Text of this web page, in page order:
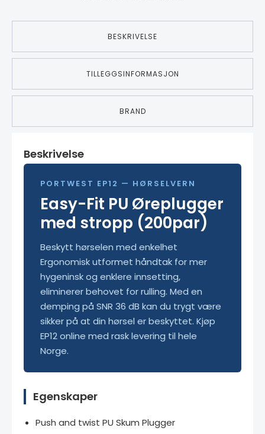
BESKRIVELSE
TILLEGGSINFORMASJON
BRAND
Beskrivelse
PORTWEST EP12 — HØRSELVERN
Easy-Fit PU Øreplugger
med stropp (200par)
Beskytt hørselen med enkelhet
Ergonomisk utformet håndtak for mer
hygeninsk og enklere innsetting,
eliminerer behovet for rulling. Med en
demping på SNR 36 dB kan du trygt være
sikker på at din hørsel er beskyttet. Kjøp
EP12 online med rask levering til hele
Norge.
Egenskaper
Push and twist PU Skum Plugger